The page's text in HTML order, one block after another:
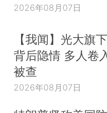
2026年08月07日
【我闻】光大旗
背后隐情 多人卷
被查
2026年08月07日